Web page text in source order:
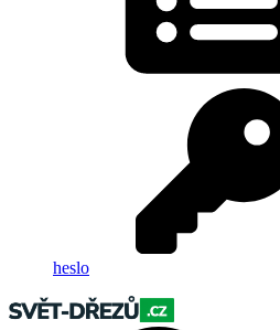
heslo